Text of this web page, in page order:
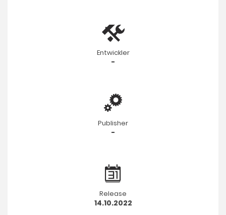
Entwickler
-
Publisher
-
Release
14.10.2022